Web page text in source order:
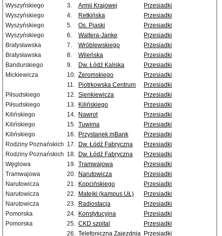
Wyszyńskiego
3. Armii Krajowej
Przesiadki
Wyszyńskiego
4. Retkińska
Przesiadki
Wyszyńskiego
5. Os. Piaski
Przesiadki
Wyszyńskiego
6. Waltera-Janke
Przesiadki
Bratysławska
7. Wróblewskiego
Przesiadki
Bratysławska
8. Wileńska
Przesiadki
Bandurskiego
9. Dw. Łódź Kaliska
Przesiadki
Mickiewicza
10. Żeromskiego
Przesiadki
11.
Piotrkowska Centrum
Przesiadki
Piłsudskiego
12. Sienkiewicza
Przesiadki
Piłsudskiego
13. Kilińskiego
Przesiadki
Kilińskiego
14. Nawrot
Przesiadki
Kilińskiego
15. Tuwima
Przesiadki
Kilińskiego
16. Przystanek mBank
Przesiadki
Rodziny Poznańskich 17. Dw. Łódź Fabryczna
Przesiadki
Rodziny Poznańskich 18. Dw. Łódź Fabryczna
Przesiadki
Węglowa
19. Tramwajowa
Przesiadki
Tramwajowa
20. Narutowicza
Przesiadki
Narutowicza
21. Kopcińskiego
Przesiadki
Narutowicza
22. Matejki (kampus UŁ)
Przesiadki
Narutowicza
23. Radiostacja
Przesiadki
Pomorska
24. Konstytucyjna
Przesiadki
Pomorska
25. CKD szpital
Przesiadki
26. Telefoniczna Zajezdnia Przesiadki